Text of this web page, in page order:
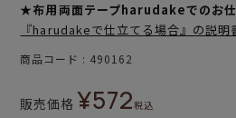
★布用両面テープharudakeでのお
『harudakeで仕立てる場合』の説明
商品コード 490162
販売価格 ¥572税込